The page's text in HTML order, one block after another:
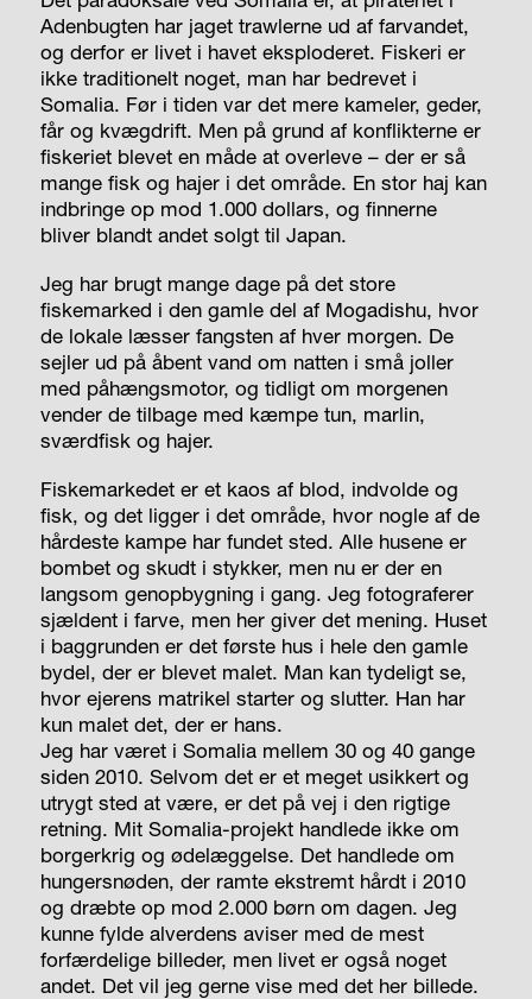
Adenbugten har jaget trawlerne ud af farvandet,
og derfor er livet i havet eksploderet. Fiskeri er
ikke traditionelt noget, man har bedrevet i
Somalia. Før i tiden var det mere kameler, geder,
får og kvægdrift. Men på grund af konflikterne er
fiskeriet blevet en måde at overleve – der er så
mange fisk og hajer i det område. En stor haj kan
indbringe op mod 1.000 dollars, og finnerne
bliver blandt andet solgt til Japan.
Jeg har brugt mange dage på det store
fiskemarked i den gamle del af Mogadishu, hvor
de lokale læsser fangsten af hver morgen. De
sejler ud på åbent vand om natten i små joller
med påhængsmotor, og tidligt om morgenen
vender de tilbage med kæmpe tun, marlin,
sværdfisk og hajer.
Fiskemarkedet er et kaos af blod, indvolde og
fisk, og det ligger i det område, hvor nogle af de
hårdeste kampe har fundet sted. Alle husene er
bombet og skudt i stykker, men nu er der en
langsom genopbygning i gang. Jeg fotograferer
sjældent i farve, men her giver det mening. Huset
i baggrunden er det første hus i hele den gamle
bydel, der er blevet malet. Man kan tydeligt se,
hvor ejerens matrikel starter og slutter. Han har
kun malet det, der er hans.
Jeg har været i Somalia mellem 30 og 40 gange
siden 2010. Selvom det er et meget usikkert og
utrygt sted at være, er det på vej i den rigtige
retning. Mit Somalia-projekt handlede ikke om
borgerkrig og ødelæggelse. Det handlede om
hungersnøden, der ramte ekstremt hårdt i 2010
og dræbte op mod 2.000 børn om dagen. Jeg
kunne fylde alverdens aviser med de mest
forfærdelige billeder, men livet er også noget
andet. Det vil jeg gerne vise med det her billede.